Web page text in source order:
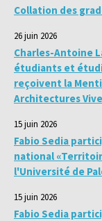
Collation des
26 juin 2026
Charles-Antoine
étudiants et
reçoivent la
Architectures
15 juin 2026
Fabio Sedia
national
l'Université de
15 juin 2026
Fabio Sedia